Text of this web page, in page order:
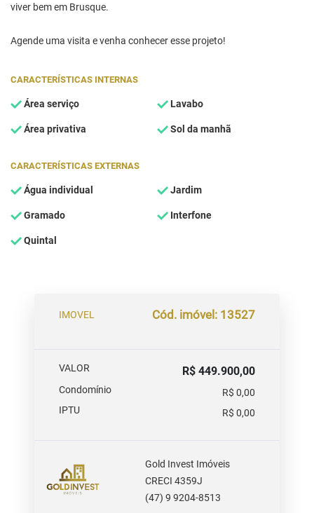
viver bem em Brusque.
Agende uma visita e venha conhecer esse projeto!
CARACTERÍSTICAS INTERNAS
Área serviço Lavabo
Área privativa Sol da manhã
CARACTERÍSTICAS EXTERNAS
Água individual Jardim
Gramado Interfone
Quintal
IMOVEL Cód. imóvel: 13527
VALOR R$ 449.900,00
Condomínio
R$ 0,00
IPTU
R$ 0,00
Gold Invest Imóveis
CRECI 4359J
(47) 9 9204-8513